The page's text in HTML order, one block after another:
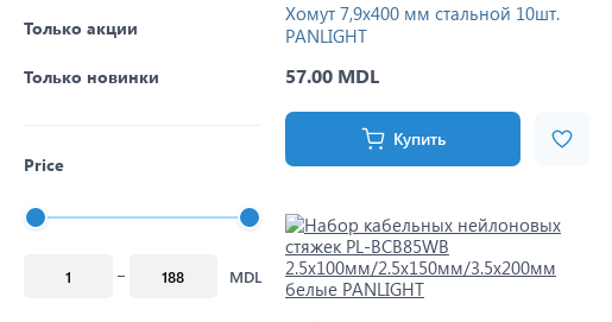
Только акции
Только новинки
Price
MDL
Хомут 7,9x400 мм стальной 10шт.
PANLIGHT
57.00 MDL
Купить